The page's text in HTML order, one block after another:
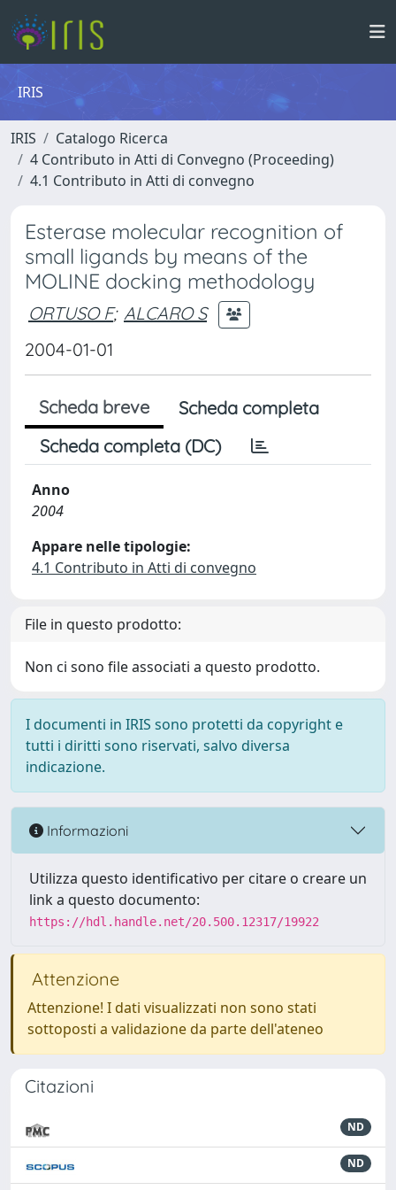
IRIS
IRIS
Catalogo Ricerca
4 Contributo in Atti di Convegno (Proceeding)
4.1 Contributo in Atti di convegno
Esterase molecular recognition of
small ligands by means of the
MOLINE docking methodology
ORTUSO F; ALCARO S
2004-01-01
Scheda breve
Scheda completa
Scheda completa (DC)
Anno
2004
Appare nelle tipologie:
4.1 Contributo in Atti di convegno
File in questo prodotto:
Non ci sono file associati a questo prodotto.
I documenti in IRIS sono protetti da copyright e
tutti i diritti sono riservati, salvo diversa
indicazione.
Informazioni
Utilizza questo identificativo per citare o creare un
link a questo documento:
https://hdl.handle.net/20.500.12317/19922
Attenzione
Attenzione! I dati visualizzati non sono stati
sottoposti a validazione da parte dell'ateneo
Citazioni
ND
ND